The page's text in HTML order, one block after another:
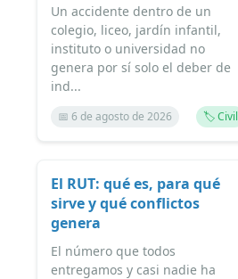
Un accidente dentro de un
colegio, liceo, jardín infantil,
instituto o universidad no
genera por sí solo el deber de
ind...
📅 6 de agosto de 2026 🏷️ Civil
El RUT: qué es, para qué
sirve y qué conflictos
genera
El número que todos
entregamos y casi nadie ha